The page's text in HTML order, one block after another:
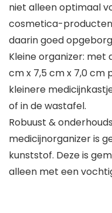
niet alleen optimaal
cosmetica-
daarin goed
Kleine organizer: met
cm x 7,5 cm x 7,0 cm
kleinere
of in de wastafel.
Robuust &
medicijnorganizer is
kunststof. Deze is
alleen met een